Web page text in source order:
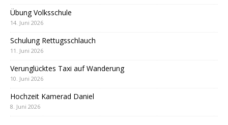
Übung Volksschule
14. Juni 2026
Schulung Rettugsschlauch
11. Juni 2026
Verunglücktes Taxi auf Wanderung
10. Juni 2026
Hochzeit Kamerad Daniel
8. Juni 2026